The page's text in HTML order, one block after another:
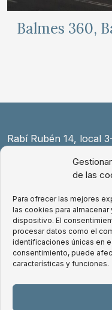
de las
Para ofrecer las mejores
las cookies para
dispositivo. El
procesar datos como el
identificaciones únicas en
consentimiento, puede
características y funciones.
Balmes 360,
Rabí Rubén 14, local
+34 931 154 589
law@exnovo.law
Aviso Legal
Política de Cookies
Política de privacidad
Condiciones de uso